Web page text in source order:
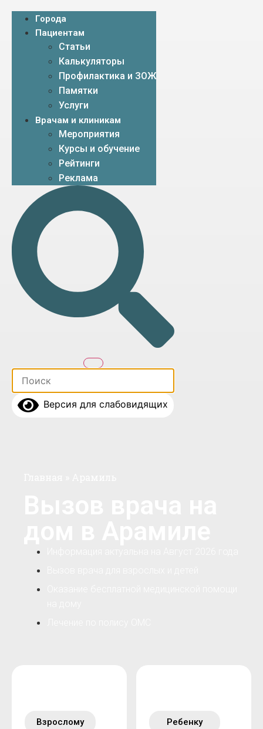
Города
Пациентам
Статьи
Калькуляторы
Профилактика и ЗОЖ
Памятки
Услуги
Врачам и клиникам
Мероприятия
Курсы и обучение
Рейтинги
Реклама
Версия для слабовидящих
Взрослому Ребенку